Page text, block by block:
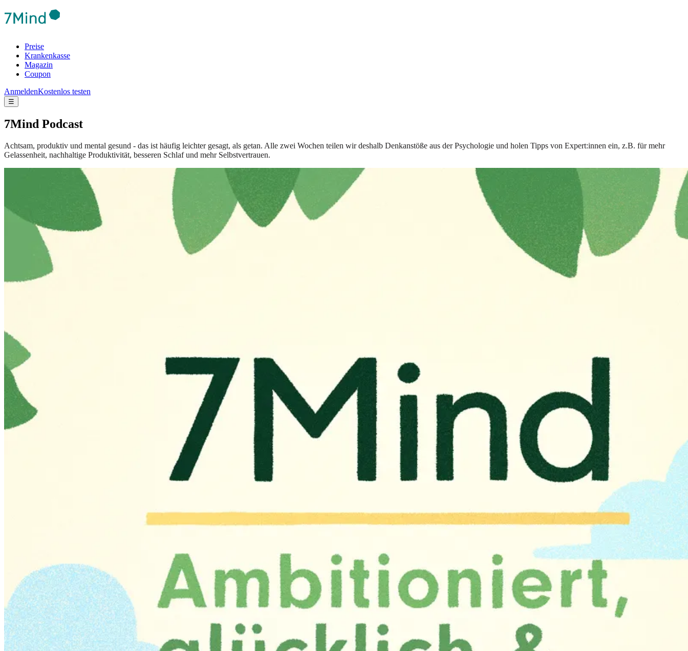
Preise
Krankenkasse
Magazin
Coupon
AnmeldenKostenlos testen
☰
7Mind Podcast
Achtsam, produktiv und mental gesund - das ist häufig leichter gesagt, als getan. Alle zwei Wochen teilen wir deshalb Denkanstöße aus der Psychologie und holen Tipps von Expert:innen ein, z.B. für mehr
Gelassenheit, nachhaltige Produktivität, besseren Schlaf und mehr Selbstvertrauen.